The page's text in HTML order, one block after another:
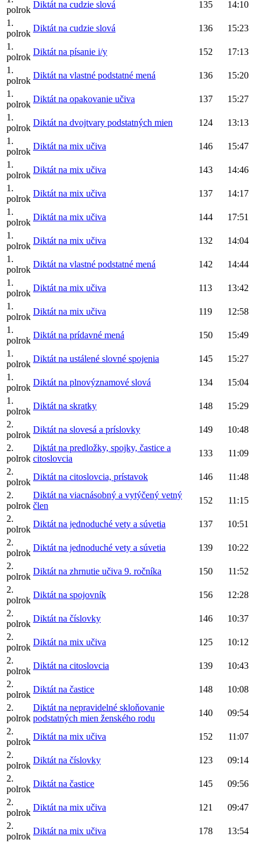
polrok
Diktát na cudzie slová 135
14:10
1.
polrok
Diktát na cudzie slová 136
15:23
1.
polrok
Diktát na písanie i/y 152
17:13
1.
polrok
Diktát na vlastné podstatné mená 136
15:20
1.
polrok
Diktát na opakovanie učiva 137
15:27
1.
polrok
Diktát na dvojtvary podstatných mien 124
13:13
1.
polrok
Diktát na mix učiva 146
15:47
1.
polrok
Diktát na mix učiva 143
14:46
1.
polrok
Diktát na mix učiva 137
14:17
1.
polrok
Diktát na mix učiva 144
17:51
1.
polrok
Diktát na mix učiva 132
14:04
1.
polrok
Diktát na vlastné podstatné mená 142
14:44
1.
polrok
Diktát na mix učiva 113
13:42
1.
polrok
Diktát na mix učiva 119
12:58
1.
polrok
Diktát na prídavné mená 150
15:49
1.
polrok
Diktát na ustálené slovné spojenia 145
15:27
1.
polrok
Diktát na plnovýznamové slová 134
15:04
1.
polrok
Diktát na skratky 148
15:29
2.
polrok
Diktát na slovesá a príslovky 149
10:48
2.
polrok
Diktát na predložky, spojky, častice a
citoslovcia
133
11:09
2.
polrok
Diktát na citoslovcia, prístavok 146
11:48
2.
polrok
Diktát na viacnásobný a vytýčený vetný
člen
152
11:15
2.
polrok
Diktát na jednoduché vety a súvetia 137
10:51
2.
polrok
Diktát na jednoduché vety a súvetia 139
10:22
2.
polrok
Diktát na zhrnutie učiva 9. ročníka 150
11:52
2.
polrok
Diktát na spojovník 156
12:28
2.
polrok
Diktát na číslovky 146
10:37
2.
polrok
Diktát na mix učiva 125
10:12
2.
polrok
Diktát na citoslovcia 139
10:43
2.
polrok
Diktát na častice 148
10:08
2.
polrok
Diktát na nepravidelné skloňovanie
podstatných mien ženského rodu
140
09:54
2.
polrok
Diktát na mix učiva 152
11:07
2.
polrok
Diktát na číslovky 123
09:14
2.
polrok
Diktát na častice 145
09:56
2.
polrok
Diktát na mix učiva 121
09:47
2.
polrok
Diktát na mix učiva 178
13:54